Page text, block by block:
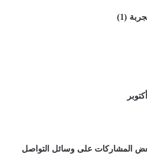
(1)
المشاركات على وسائل التواصل